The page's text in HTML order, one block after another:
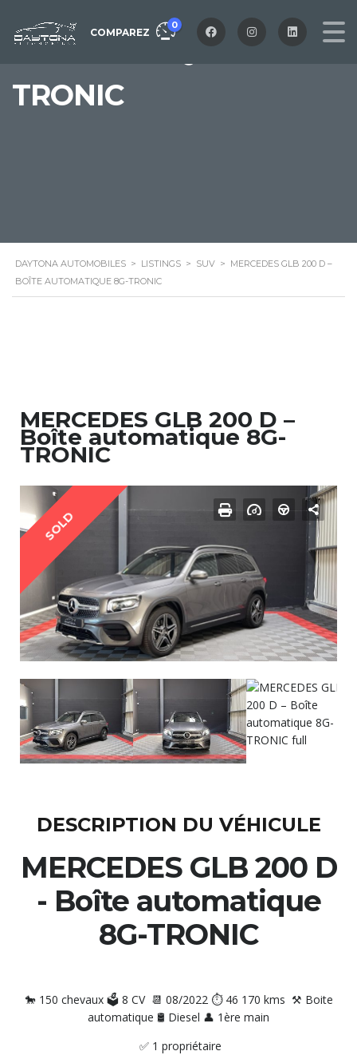
COMPAREZ
0
AUTOMATIQUE 8G-
TRONIC
DAYTONA AUTOMOBILES > LISTINGS > SUV > MERCEDES GLB 200 D –
BOÎTE AUTOMATIQUE 8G-TRONIC
MERCEDES GLB 200 D –
Boîte automatique 8G-
TRONIC
SOLD
DESCRIPTION DU VÉHICULE
MERCEDES GLB 200 D
- Boîte automatique
8G-TRONIC
🐎 150 chevaux 🗳️ 8 CV 📆 08/2022 ⏱️ 46 170 kms ⚒️ Boite
automatique 🛢️ Diesel 👤 1ère main
✅ 1 propriétaire